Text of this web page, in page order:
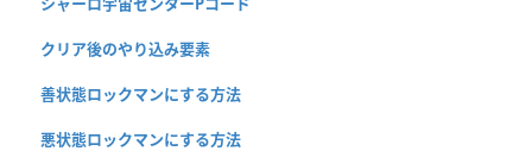
クリア後のやり込み要素
善状態ロックマンにする方法
悪状態ロックマンにする方法